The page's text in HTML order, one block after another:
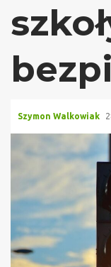
Szymon Walkowiak